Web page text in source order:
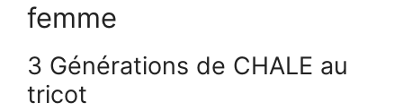
femme
3 Générations de CHALE au
tricot